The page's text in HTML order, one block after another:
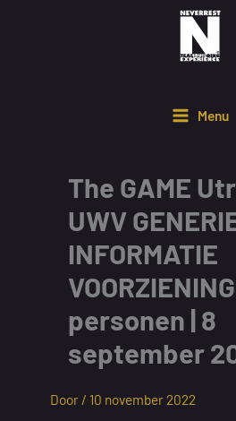
Menu
The GAME
UWV
INFORMATIE
personen | 8
september
Door / 10 november 2022